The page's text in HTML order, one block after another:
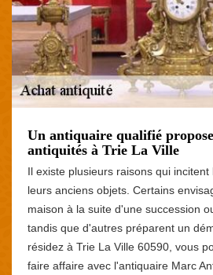
Un antiquaire qualifié
antiquités à Trie La Ville
Il existe plusieurs raisons qui
leurs anciens objets. Certains
maison à la suite d'une succession
tandis que d'autres préparent un
résidez à Trie La Ville 60590, vous
faire affaire avec l'antiquaire Marc